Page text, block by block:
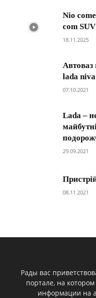
Nio
com
18.11.2025
Автоваз
lada
07.10.2021
Lada –
29.09.2021
08.11.2021
Рады вас
портале, на
информации на